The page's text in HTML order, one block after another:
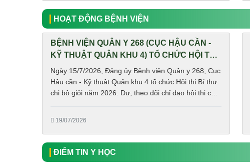
HOẠT ĐỘNG BỆNH VIỆN
BỆNH VIỆN QUÂN Y 268 (CỤC HẬU CẦN -
KỸ THUẬT QUÂN KHU 4) TỔ CHỨC HỘI THI
BÍ THƯ CHI BỘ GIỎI NĂM 2026
Ngày 15/7/2026, Đảng ủy Bệnh viện Quân y 268, Cục
Hậu cần - Kỹ thuật Quân khu 4 tổ chức Hội thi Bí thư
chi bộ giỏi năm 2026. Dự, theo dõi chỉ đạo hội thi có
các đồng chí trong Đảng ủy, Ban Giám đốc Bệnh
viện; đại biểu Phòng Chính trị Cục Hậu cần - Kỹ thuật
cùng...
19/07/2026
ĐIỂM TIN Y HỌC